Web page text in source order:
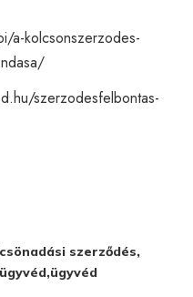
a-kolcsonszerzodes-
szerzodesfelbontas-
szerződés
ügyvéd